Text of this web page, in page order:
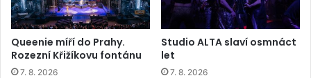
Queenie míří do Prahy.
Rozezní Křižíkovu fontánu
7. 8. 2026
Studio ALTA slaví osmnáct
let
7. 8. 2026